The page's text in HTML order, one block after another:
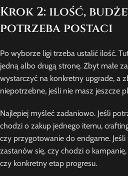
Krok 2: ilość,
potrzeba postaci
Po wyborze ligi trzeba ustalić ilość.
jedną albo drugą stronę. Zbyt małe
wystarczyć na konkretny upgrade, a
niepotrzebne, jeśli nie masz jeszcze
Najlepiej myśleć zadaniowo. Jeśli
chodzi o zakup jednego itemu,
czy przygotowanie do endgame. Jeśli
zastanów się, czy chodzi o
czy konkretny etap progresu.